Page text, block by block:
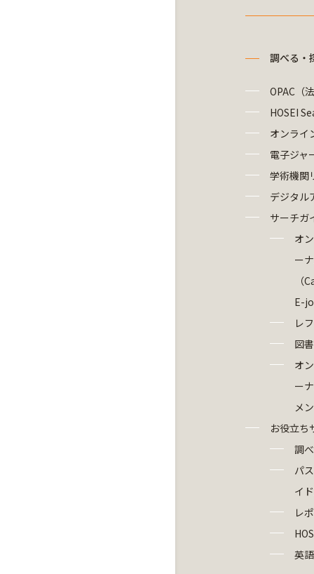
調べる・
OPAC（
HOSEI
オンライ
電子ジャ
学術機関
デジタル
サーチガ
オ
ー
（
E-
レ
図
オ
ー
メ
お役立ち
調
パ
イド
レ
英